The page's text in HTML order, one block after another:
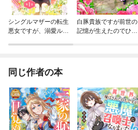
シングルマザーの転生
悪女ですが、溺愛ルー
白豚貴族ですが前世の
記憶が生えたのでひよ
同じ作者の本